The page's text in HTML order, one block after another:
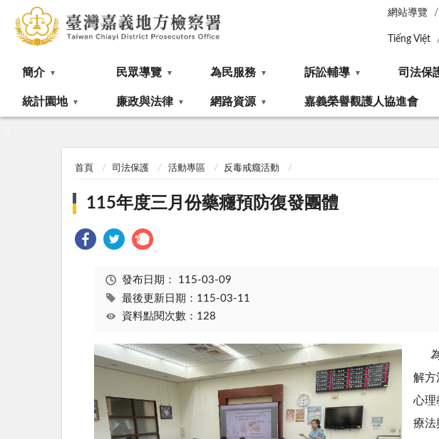
網站導覽
Tiếng Việt
簡介 民眾導覽 為民服務 訴訟輔導 司法保
統計園地 廉政與法律 網路資源 嘉義榮譽觀護人協進會
首頁 司法保護 活動專區 反毒戒癮活動
115年度三月份藥癮預防復發團體
發布日期： 115-03-09
最後更新日期：115-03-11
資料點閱次數：128
為
解方
心理
療法